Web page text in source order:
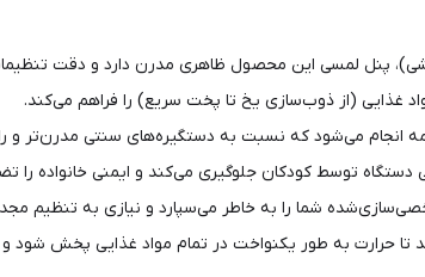
پنل لمسی این محصول ظاهری مدرن دارد و دقت
غذایی (از ذوب‌سازی یخ تا پخت سریع) را فراهم می‌کند.
انجام می‌شود که نسبت به دستگیره‌های سنتی مدرن‌تر و
دستگاه توسط کودکان جلوگیری می‌کند و ایمنی خانواده را
شما را به خاطر می‌سپارد و نیازی به تنظیم
تا حرارت به طور یکنواخت در تمام مواد غذایی پخش شود